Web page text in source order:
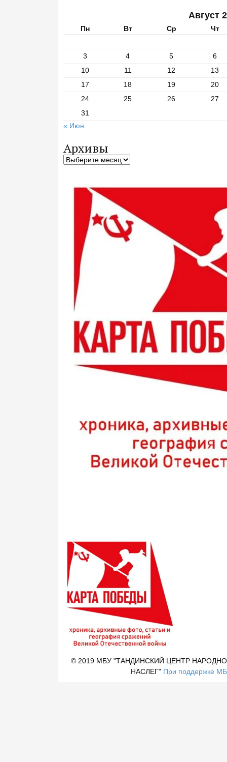
Август
Пн Вт Ср Чт
3 4 5
6
10
11 12
13
17
18 19
20
24
25 26
27
31
« Июн
Архивы
© 2019 МБУ "ТАНДИНСКИЙ ЦЕНТР
НАСЛЕГ" При поддержке